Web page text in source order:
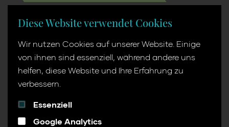
* Alle Dateien sind zur nicht-kommerziellen Nutzung
Dann freuen wir uns über ein Belegexemplar der
Veröffentlichung, gerne auch digital. Texte dürfen auch
Diese Website verwendet Cookies
Wir nutzen Cookies auf unserer Website. Einige
von ihnen sind essenziell, während andere uns
helfen, diese Website und Ihre Erfahrung zu
verbessern.
Essenziell
Google Analytics